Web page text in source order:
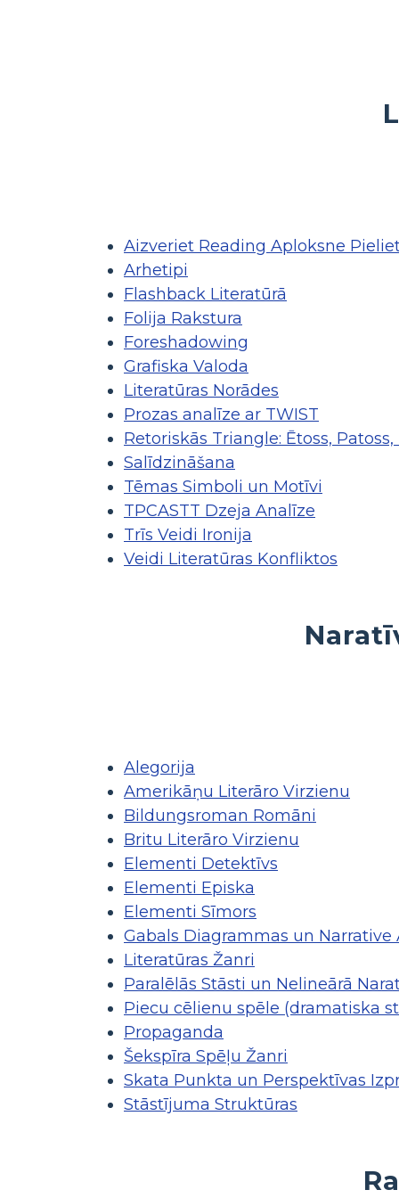
Aizveriet Reading Aploksne
Arhetipi
Flashback Literatūrā
Folija Rakstura
Foreshadowing
Grafiska Valoda
Literatūras Norādes
Prozas analīze ar TWIST
Retoriskās Triangle: Ētoss,
Salīdzināšana
Tēmas Simboli un Motīvi
TPCASTT Dzeja Analīze
Trīs Veidi Ironija
Veidi Literatūras Konfliktos
Alegorija
Amerikāņu Literāro Virzienu
Bildungsroman Romāni
Britu Literāro Virzienu
Elementi Detektīvs
Elementi Episka
Elementi Sīmors
Gabals Diagrammas un Narrative
Literatūras Žanri
Paralēlās Stāsti un Nelineārā
Piecu cēlienu spēle (dramatiska
Propaganda
Šekspīra Spēļu Žanri
Skata Punkta un Perspektīvas
Stāstījuma Struktūras